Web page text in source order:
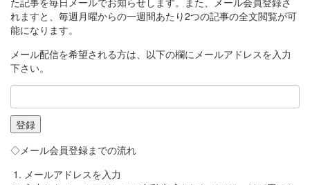
れますと、毎週月曜からの一週間あたり2つの記事の全文閲覧が可
能になります。
メール配信を希望される方は、以下の欄にメールアドレスを入力
下さい。
◇メール会員登録までの流れ
メールアドレスを入力